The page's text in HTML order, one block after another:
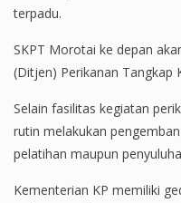
terpadu.
SKPT Morotai ke depan
(Ditjen) Perikanan Tangkap
Selain fasilitas kegiatan
rutin melakukan
pelatihan maupun
Kementerian KP memiliki